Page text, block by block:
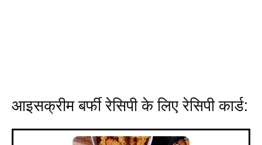
आइसक्रीम बर्फी रेसिपी के लिए रेसिपी कार्ड: